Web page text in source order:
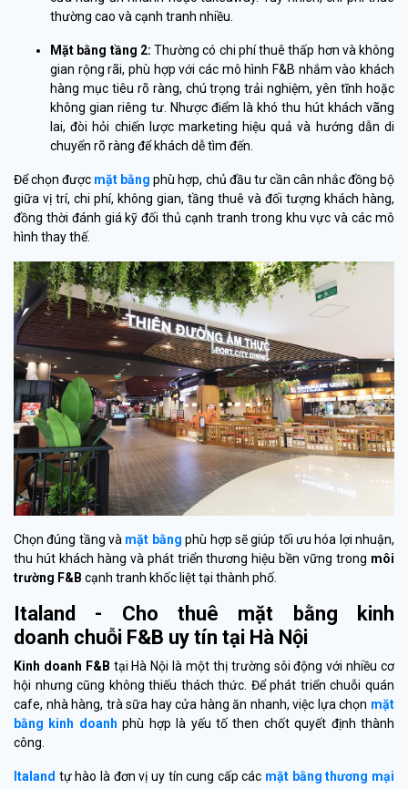
thường cao và cạnh tranh nhiều.
Mặt bằng tầng 2: Thường có chi phí thuê thấp hơn và không
gian rộng rãi, phù hợp với các mô hình F&B nhắm vào khách
hàng mục tiêu rõ ràng, chú trọng trải nghiệm, yên tĩnh hoặc
không gian riêng tư. Nhược điểm là khó thu hút khách vãng
lai, đòi hỏi chiến lược marketing hiệu quả và hướng dẫn di
chuyển rõ ràng để khách dễ tìm đến.
Để chọn được mặt bằng phù hợp, chủ đầu tư cần cân nhắc đồng bộ
giữa vị trí, chi phí, không gian, tầng thuê và đối tượng khách hàng,
đồng thời đánh giá kỹ đối thủ cạnh tranh trong khu vực và các mô
hình thay thế.
Chọn đúng tầng và mặt bằng phù hợp sẽ giúp tối ưu hóa lợi nhuận,
thu hút khách hàng và phát triển thương hiệu bền vững trong môi
trường F&B cạnh tranh khốc liệt tại thành phố.
Italand - Cho thuê mặt bằng kinh
doanh chuỗi F&B uy tín tại Hà Nội
Kinh doanh F&B tại Hà Nội là một thị trường sôi động với nhiều cơ
hội nhưng cũng không thiếu thách thức. Để phát triển chuỗi quán
cafe, nhà hàng, trà sữa hay cửa hàng ăn nhanh, việc lựa chọn mặt
bằng kinh doanh phù hợp là yếu tố then chốt quyết định thành
công.
Italand tự hào là đơn vị uy tín cung cấp các mặt bằng thương mại